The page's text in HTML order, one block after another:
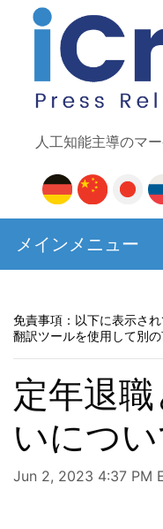
人工知能主導のマ
メインメニュー
免責事項：以下に表示さ
翻訳ツールを使用して別
定年退
いについ
Jun 2, 2023 4:37 PM